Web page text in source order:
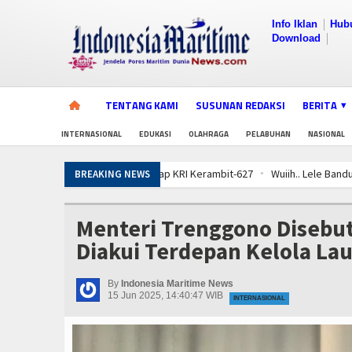
Info Iklan
Download
TENTANG KAMI SUSUNAN REDAKSI BERITA
INTERNASIONAL EDUKASI OLAHRAGA PELABUHAN NASIONAL
BREAKING NEWS Wuiih.. Lele Bandung Mendunia,
Sujud Syukur, Operasi Terintegrasi
Diklat Rampung, KKP Pastikan Ribuan
Sistem Pemantauan & Ketertelusuran
Jelang Latihan di Laut Dabo Singkep,
Menteri Trenggono
Diakui Terdepan Kelola
By Indonesia Maritime News
15 Jun 2025, 14:40:47 WIB
INTERNASIONAL